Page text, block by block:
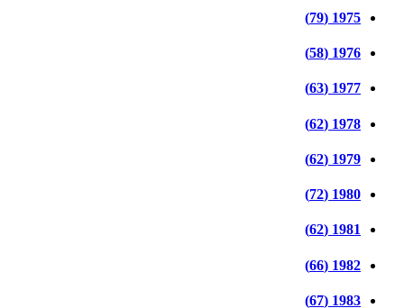
1975 (79)
1976 (58)
1977 (63)
1978 (62)
1979 (62)
1980 (72)
1981 (62)
1982 (66)
1983 (67)